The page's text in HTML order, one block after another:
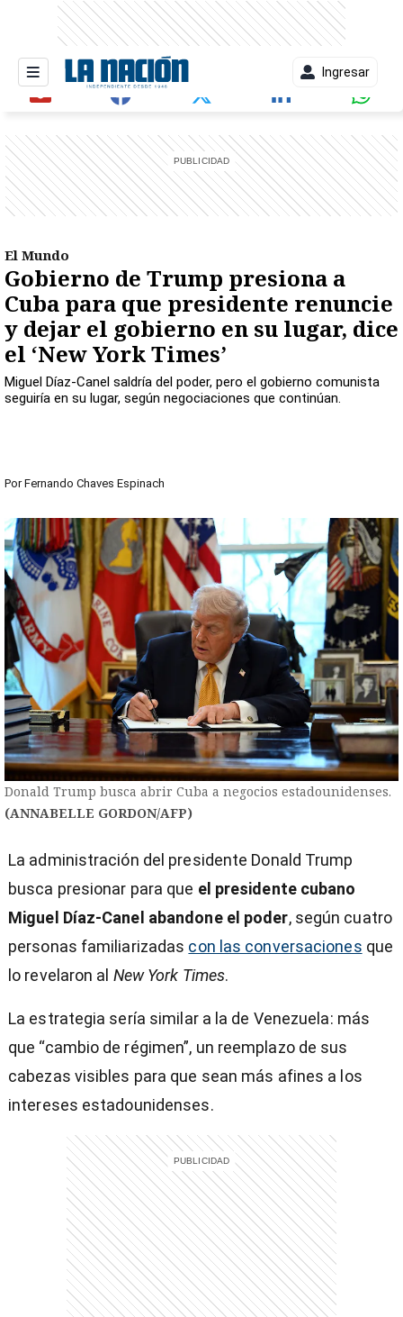
Ingresar
El Mundo
Gobierno de Trump presiona a
Cuba para que presidente renuncie
y dejar el gobierno en su lugar, dice
el ‘New York Times’
Miguel Díaz-Canel saldría del poder, pero el gobierno comunista
seguiría en su lugar, según negociaciones que continúan.
Por Fernando Chaves Espinach
Donald Trump busca abrir Cuba a negocios estadounidenses.
(ANNABELLE GORDON/AFP)
La administración del presidente Donald Trump
busca presionar para que el presidente cubano
Miguel Díaz-Canel abandone el poder, según cuatro
personas familiarizadas con las conversaciones que
lo revelaron al New York Times.
La estrategia sería similar a la de Venezuela: más
que “cambio de régimen”, un reemplazo de sus
cabezas visibles para que sean más afines a los
intereses estadounidenses.